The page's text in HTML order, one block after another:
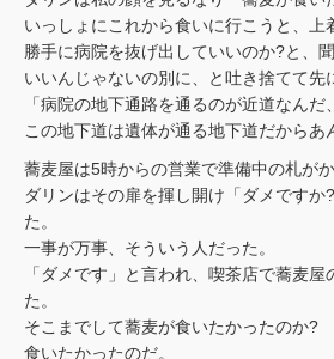
いっしょにこれから食いに行こうと、上
勝手に病院を抜げ出していいのか?と、聞
いいんじゃないの別に、と吐き捨てて先
「病院の地下通路を通るのが近道なんだ、
この地下道は遺体が通る地下道だからあ
蕎麦屋は5時からの営業で準備中の札がか
ダリンはその扉を揮し開け「ダメですか
た。
一事が万事、そういう人だった。
「ダメです」と言われ、喫茶店で蕎麦
た。
そこまでして蕎麦が食いたかったのか?
食いたかったのだ。